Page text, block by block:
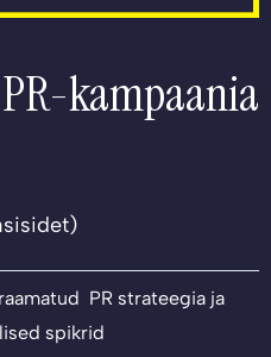
kampaania
PR strateegia ja
spikrid